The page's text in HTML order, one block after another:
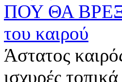
ΠΟΥ ΘΑ
του καιρού
Άστατος
ισχυρές